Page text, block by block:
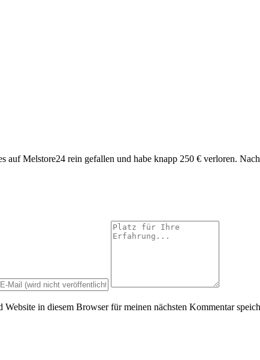
auf Melstore24 rein gefallen und habe knapp 250 € verloren.
in diesem Browser für meinen nächsten Kommentar